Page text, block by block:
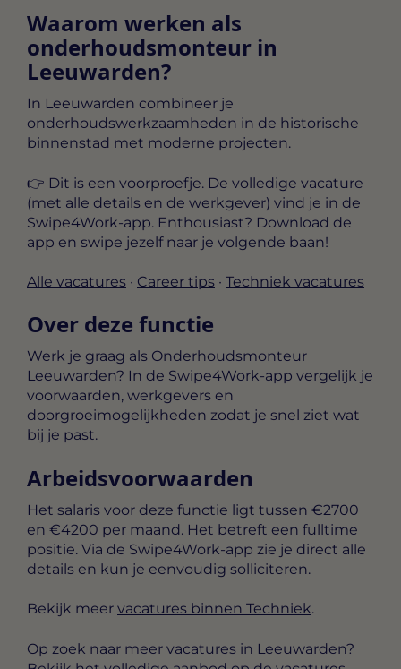
Waarom werken als
onderhoudsmonteur in
Leeuwarden?
In Leeuwarden combineer je
onderhoudswerkzaamheden in de historische
binnenstad met moderne projecten.
👉 Dit is een voorproefje. De volledige vacature
(met alle details en de werkgever) vind je in de
Swipe4Work-app. Enthousiast? Download de
app en swipe jezelf naar je volgende baan!
Alle vacatures · Career tips · Techniek vacatures
Over deze functie
Werk je graag als Onderhoudsmonteur
Leeuwarden? In de Swipe4Work-app vergelijk je
voorwaarden, werkgevers en
doorgroeimogelijkheden zodat je snel ziet wat
bij je past.
Arbeidsvoorwaarden
Het salaris voor deze functie ligt tussen €2700
en €4200 per maand. Het betreft een fulltime
positie. Via de Swipe4Work-app zie je direct alle
details en kun je eenvoudig solliciteren.
Bekijk meer vacatures binnen Techniek.
Op zoek naar meer vacatures in Leeuwarden?